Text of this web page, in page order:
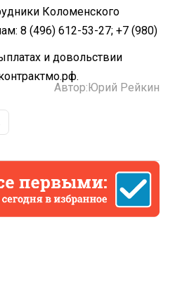
Коломенского
8 (496) 612-53-27; +7 (980)
и довольствии
Автор: Юрий Рейкин